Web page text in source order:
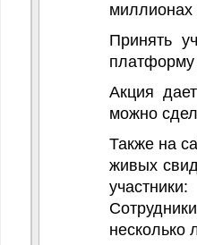
миллионах
Принять
платформу
Акция
можно
Также на
живых
несколько